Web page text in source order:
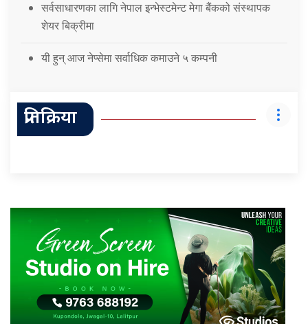
सर्वसाधारणका लागि नेपाल इन्भेस्टमेन्ट मेगा बैंकको संस्थापक
शेयर बिक्रीमा
यी हुन् आज नेप्सेमा सर्वाधिक कमाउने ५ कम्पनी
प्रतिक्रिया